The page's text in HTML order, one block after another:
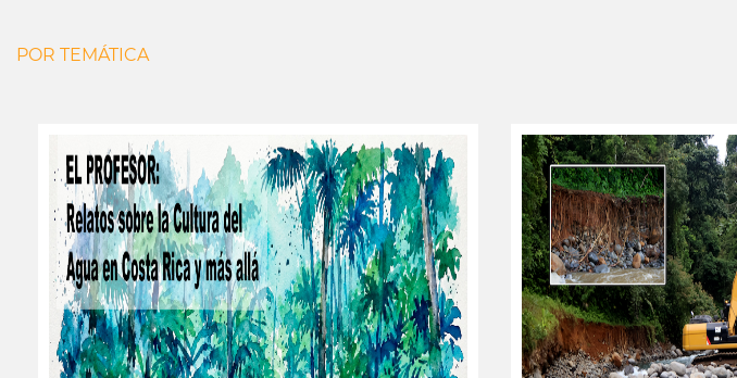
POR TEMÁTICA